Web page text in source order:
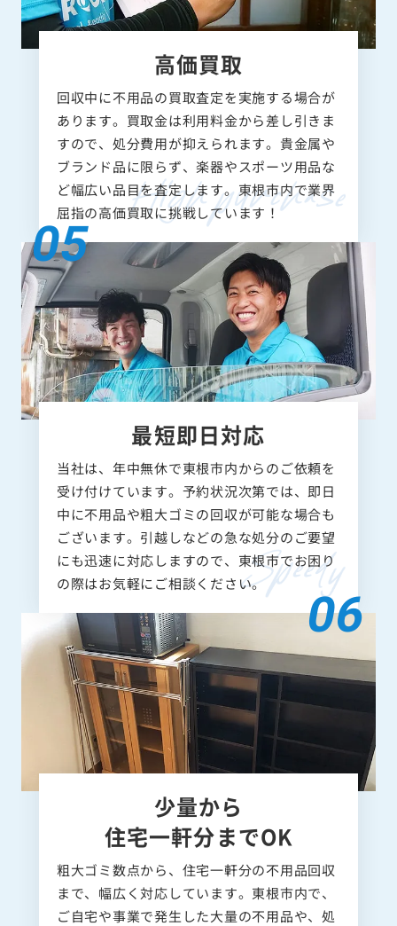
高価買取
回収中に不用品の買取査定を実施する場合が
あります。買取金は利用料金から差し引きま
すので、処分費用が抑えられます。貴金属や
ブランド品に限らず、楽器やスポーツ用品な
ど幅広い品目を査定します。東根市内で業界
屈指の高価買取に挑戦しています！
最短即日対応
当社は、年中無休で東根市内からのご依頼を
受け付けています。予約状況次第では、即日
中に不用品や粗大ゴミの回収が可能な場合も
ございます。引越しなどの急な処分のご要望
にも迅速に対応しますので、東根市でお困り
の際はお気軽にご相談ください。
少量から
住宅一軒分までOK
粗大ゴミ数点から、住宅一軒分の不用品回収
まで、幅広く対応しています。東根市内で、
ご自宅や事業で発生した大量の不用品や、処